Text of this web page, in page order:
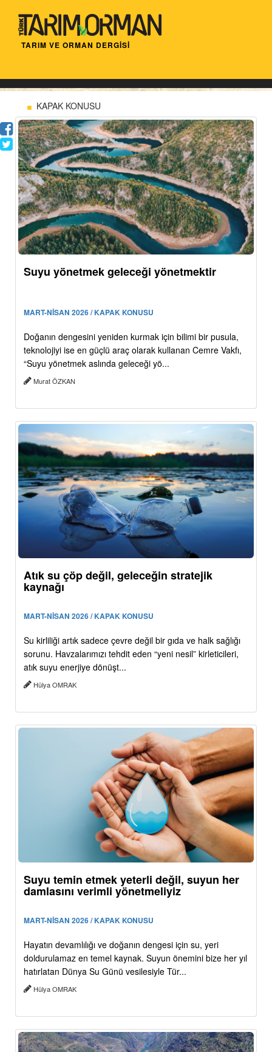
TARIM VE ORMAN DERGİSİ
KAPAK KONUSU
Suyu yönetmek geleceği yönetmektir
MART-NİSAN 2026 / KAPAK KONUSU
Doğanın dengesini yeniden kurmak için bilimi bir pusula,
teknolojiyi ise en güçlü araç olarak kullanan Cemre Vakfı,
“Suyu yönetmek aslında geleceği yö...
Murat ÖZKAN
Atık su çöp değil, geleceğin stratejik
kaynağı
MART-NİSAN 2026 / KAPAK KONUSU
Su kirliliği artık sadece çevre değil bir gıda ve halk sağlığı
sorunu. Havzalarımızı tehdit eden “yeni nesil” kirleticileri,
atık suyu enerjiye dönüşt...
Hülya OMRAK
Suyu temin etmek yeterli değil, suyun her
damlasını verimli yönetmeliyiz
MART-NİSAN 2026 / KAPAK KONUSU
Hayatın devamlılığı ve doğanın dengesi için su, yeri
doldurulamaz en temel kaynak. Suyun önemini bize her yıl
hatırlatan Dünya Su Günü vesilesiyle Tür...
Hülya OMRAK